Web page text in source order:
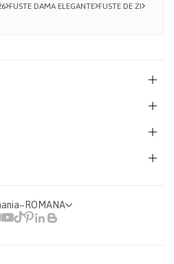
FUSTE DAMA ELEGANTE FUSTE DE ZI
− ROMANA